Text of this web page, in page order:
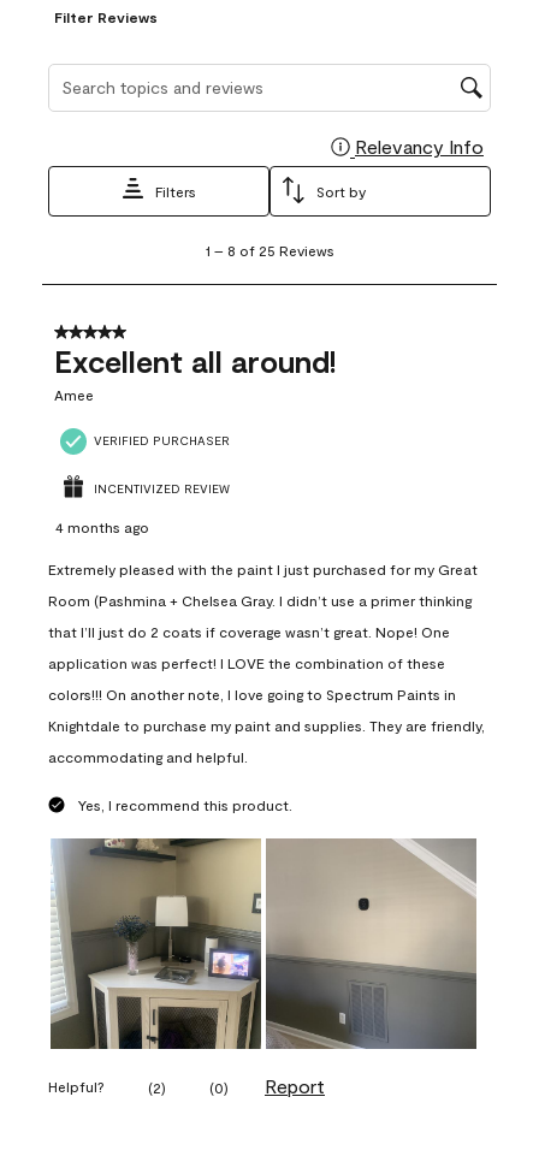
Filter Reviews
Relevancy Info
Filters Sort by
8
25
Reviews
1 – 8 of 25 Reviews
5 out of 5 stars.
Excellent all around!
Amee
VERIFIED PURCHASER
INCENTIVIZED REVIEW
4 months ago
Extremely pleased with the paint I just purchased for my Great
Room (Pashmina + Chelsea Gray. I didn’t use a primer thinking
that I’ll just do 2 coats if coverage wasn’t great. Nope! One
application was perfect! I LOVE the combination of these
colors!!! On another note, I love going to Spectrum Paints in
Knightdale to purchase my paint and supplies. They are friendly,
accommodating and helpful.
Yes, I recommend this product.
Helpful? (2) (0) Report